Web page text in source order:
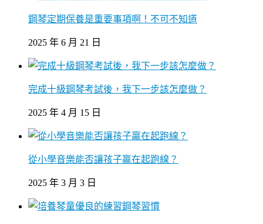
鋼琴定期保養是重要事項啊！不可不知道
2025 年 6 月 21 日
完成十級鋼琴考試後，我下一步該怎麼做？
2025 年 4 月 15 日
從小學音樂能否讓孩子贏在起跑線？
2025 年 3 月 3 日